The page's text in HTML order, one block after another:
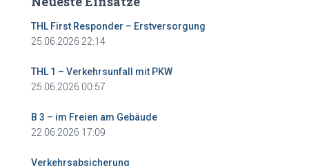
THL First Responder – Erstversorgung
25.06.2026 22:14
THL 1 – Verkehrsunfall mit PKW
25.06.2026 00:57
B 3 – im Freien am Gebäude
22.06.2026 17:09
Verkehrsabsicherung